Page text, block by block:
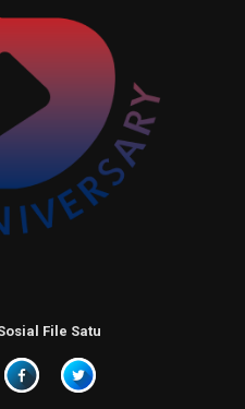
File Satu